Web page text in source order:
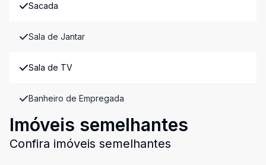
Sacada
Sala de Jantar
Sala de TV
Banheiro de Empregada
Imóveis semelhantes
Confira imóveis semelhantes